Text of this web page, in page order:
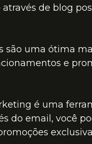
de blog
são uma ótima
e
é uma
do email, você